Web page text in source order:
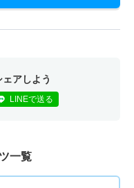
アしよう
LINEで送る
一覧